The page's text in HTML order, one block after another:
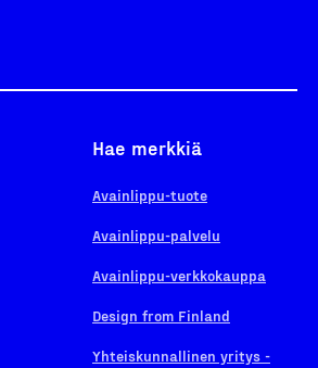
Hae merkkiä
Avainlippu-tuote
Avainlippu-palvelu
Avainlippu-verkkokauppa
Design from Finland
Yhteiskunnallinen yritys -